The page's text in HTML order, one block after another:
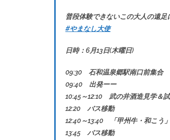
普段体験できないこの大人の遠足
#やまなし大使
日時：6月13日(木曜日)
09:30 石和温泉郷駅南口前集合
09:40 出発ーー
10:45～12:10 武の井酒造見学＆
12:20 バス移動
12:40～13:40 「甲州牛・和こう
13:45 バス移動